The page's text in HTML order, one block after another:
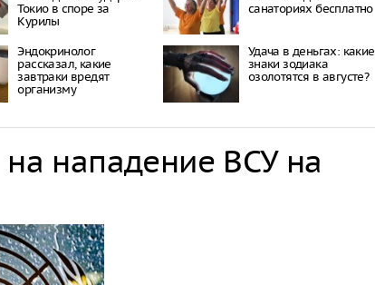
Токио в споре за
Курилы
санаториях бесплатно
Эндокринолог
рассказал, какие
завтраки вредят
организму
Удача в деньгах: какие
знаки зодиака
озолотятся в августе?
нападение ВСУ на